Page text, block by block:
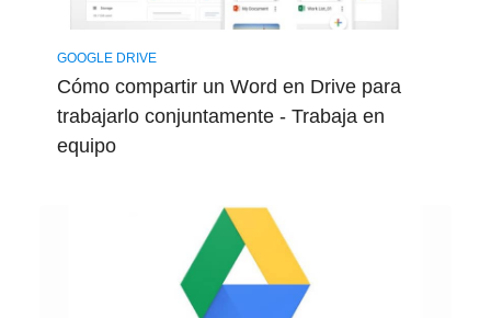
GOOGLE DRIVE
Cómo compartir un Word en Drive para
trabajarlo conjuntamente - Trabaja en
equipo